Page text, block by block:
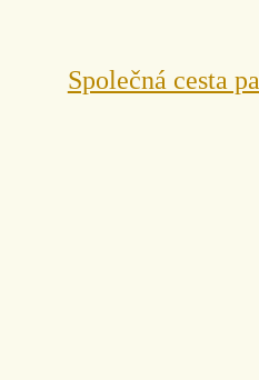
Společná cesta